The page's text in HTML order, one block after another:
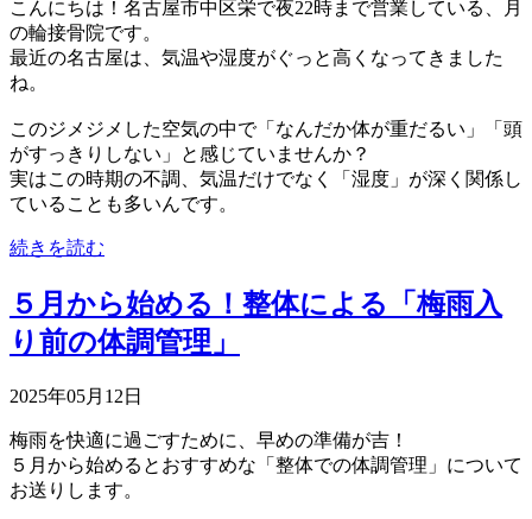
こんにちは！名古屋市中区栄で夜22時まで営業している、月
の輪接骨院です。
最近の名古屋は、気温や湿度がぐっと高くなってきました
ね。
このジメジメした空気の中で「なんだか体が重だるい」「頭
がすっきりしない」と感じていませんか？
実はこの時期の不調、気温だけでなく「湿度」が深く関係し
ていることも多いんです。
続きを読む
５月から始める！整体による「梅雨入
り前の体調管理」
2025年05月12日
梅雨を快適に過ごすために、早めの準備が吉！
５月から始めるとおすすめな「整体での体調管理」について
お送りします。